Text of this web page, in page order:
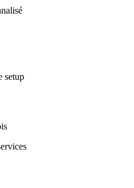
setup